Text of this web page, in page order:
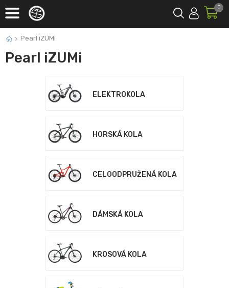
0
Pearl iZUMi
Pearl iZUMi
ELEKTROKOLA
HORSKÁ KOLA
CELOODPRUŽENÁ KOLA
DÁMSKÁ KOLA
KROSOVÁ KOLA